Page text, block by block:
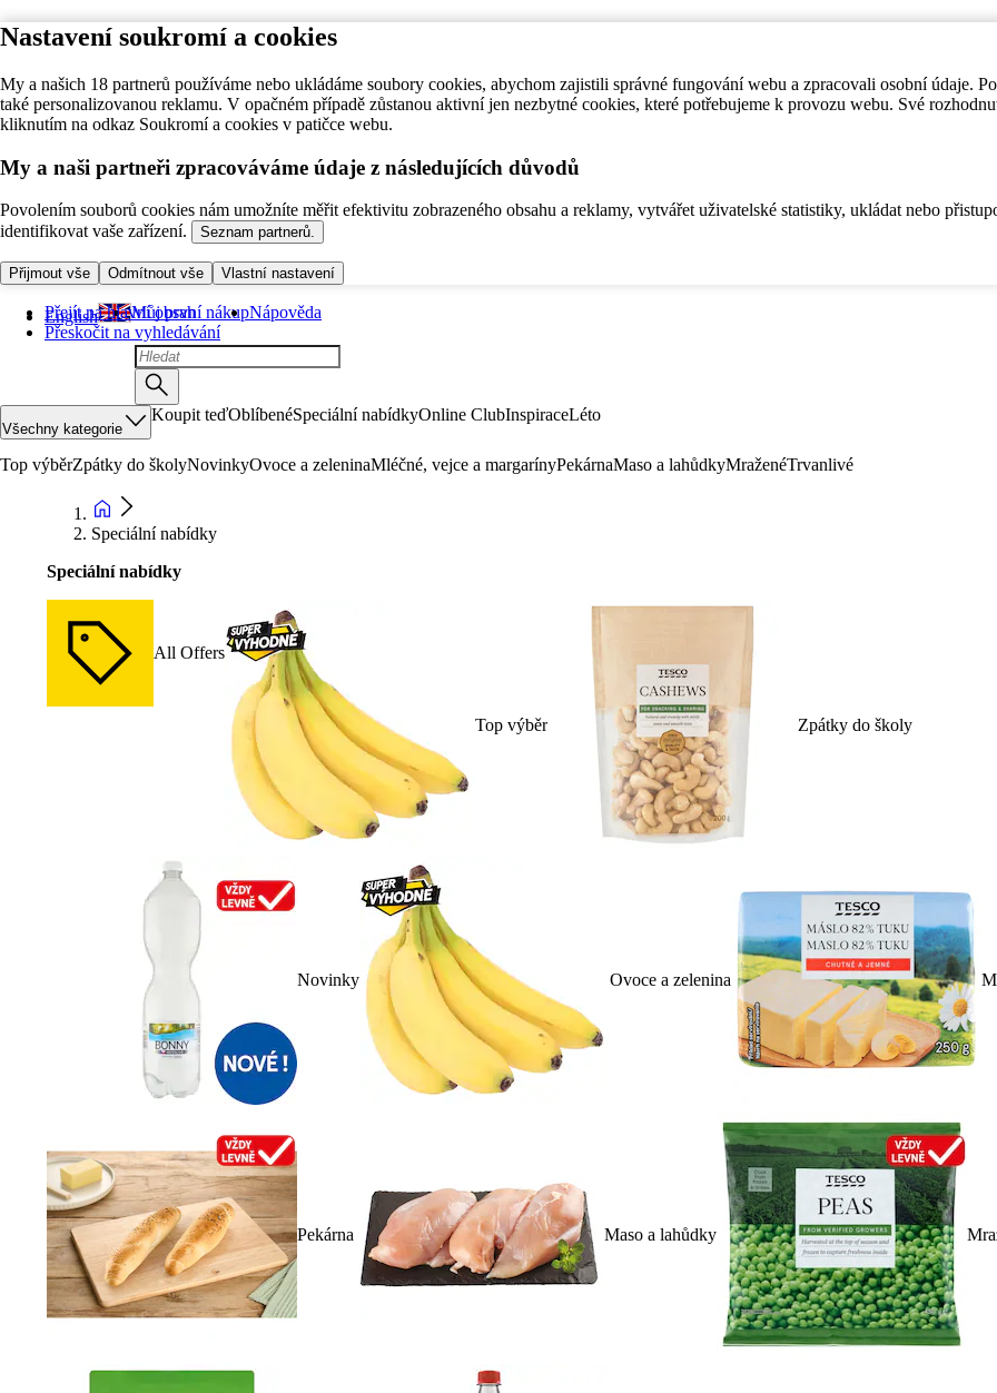
Nastavení soukromí a cookies
My a našich 18 partnerů používáme nebo ukládáme soubory cookies, abychom zajistili správné fungování webu a zpracovali osobní údaje.
také personalizovanou reklamu. V opačném případě zůstanou aktivní jen nezbytné cookies, které potřebujeme k provozu webu. Své
kliknutím na odkaz Soukromí a cookies v patičce webu.
My a naši partneři zpracováváme údaje z následujících důvodů
Povolením souborů cookies nám umožníte měřit efektivitu zobrazeného obsahu a reklamy, vytvářet uživatelské statistiky, ukládat nebo
identifikovat vaše zařízení.
Seznam partnerů.
Přijmout vše Odmítnout vše Vlastní nastavení
Přejít na hlavní obsah
Přeskočit na vyhledávání
English Můj první nákupNápověda
Všechny kategorie
Koupit teďOblíbenéSpeciální nabídkyOnline ClubInspiraceLéto
Top výběrZpátky do školyNovinkyOvoce a zeleninaMléčné, vejce a margarínyPekárnaMaso a lahůdkyMraženéTrvanlivé
Speciální nabídky
Speciální nabídky
All Offers
Top výběr Zpátky do školy
Novinky Ovoce a zelenina
Pekárna Maso a lahůdky